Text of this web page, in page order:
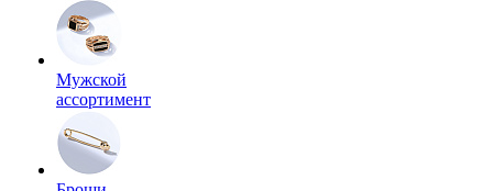
Мужской
ассортимент